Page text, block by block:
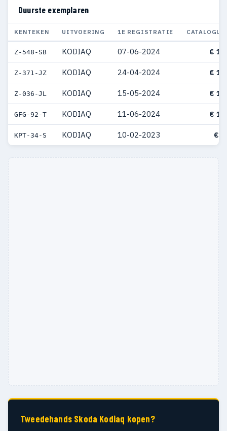
Duurste exemplaren
KENTEKEN UITVOERING 1E REGISTRATIE
Z-548-SB KODIAQ 07-06-2024 €
Z-371-JZ KODIAQ 24-04-2024 €
Z-036-JL KODIAQ 15-05-2024 €
GFG-92-T KODIAQ 11-06-2024 €
KPT-34-S KODIAQ 10-02-2023 €
Tweedehands Skoda Kodiaq kopen?